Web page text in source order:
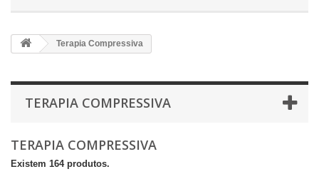
Terapia Compressiva
TERAPIA COMPRESSIVA
TERAPIA COMPRESSIVA
Existem 164 produtos.